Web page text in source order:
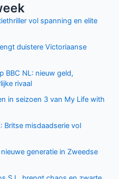
vol spanning en elite
duistere Victoriaanse
BBC NL: nieuw geld,
rivaal
in seizoen 3 van My Life with
Britse misdaadserie vol
generatie in Zweedse